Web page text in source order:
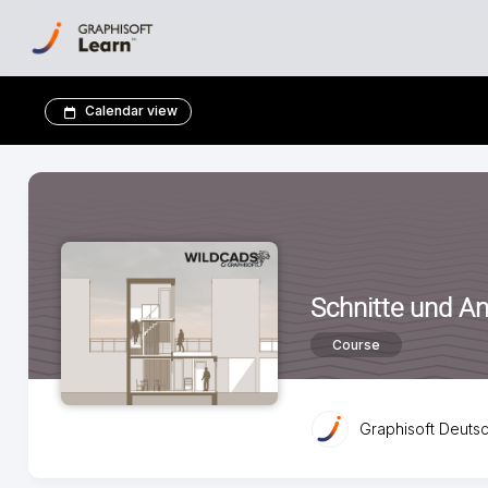
Calendar view
Schnitte und
Course
Graphisoft